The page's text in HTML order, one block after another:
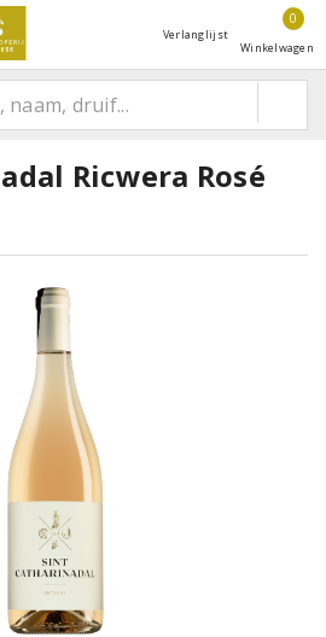
Verlanglijst
0
Winkelwagen
Ricwera Rosé